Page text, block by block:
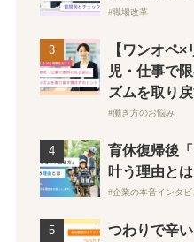
職場改革
【ワンオペ
児・仕事で
ズムを取り
働き方のお悩み
育休復帰後
叶う理由とは
企業の本音インタビ
つわりで辛